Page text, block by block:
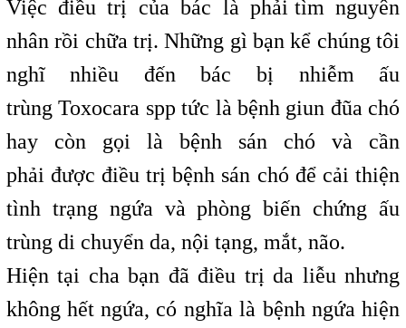
Việc điều trị của bác là phải tìm nguyên
nhân rồi chữa trị. Những gì bạn kể chúng tôi
nghĩ nhiều đến bác bị nhiễm ấu
trùng Toxocara spp tức là bệnh giun đũa chó
hay còn gọi là bệnh sán chó và cần
phải được điều trị bệnh sán chó để cải thiện
tình trạng ngứa và phòng biến chứng ấu
trùng di chuyển da, nội tạng, mắt, não.
Hiện tại cha bạn đã điều trị da liễu nhưng
không hết tngứa, có nghĩa là bệnh ngứa hiện